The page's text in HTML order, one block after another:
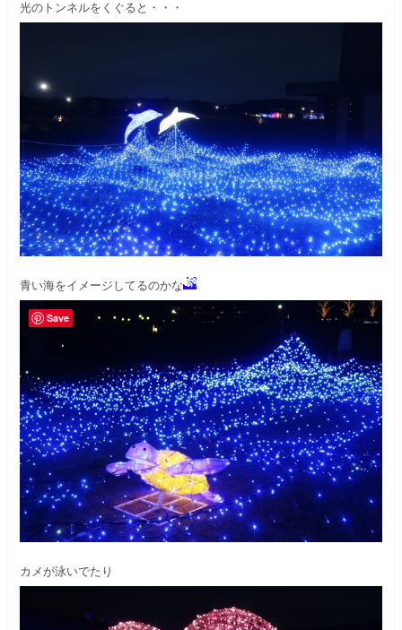
光のトンネルをくぐると・・・
青い海をイメージしてるのかな
カメが泳いでたり
Save